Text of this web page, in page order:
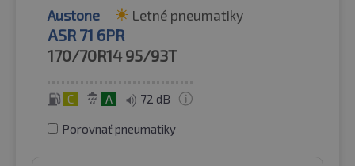
Austone Letné pneumatiky
ASR 71 6PR
170/70R14 95/93T
C A 72 dB
Porovnať pneumatiky